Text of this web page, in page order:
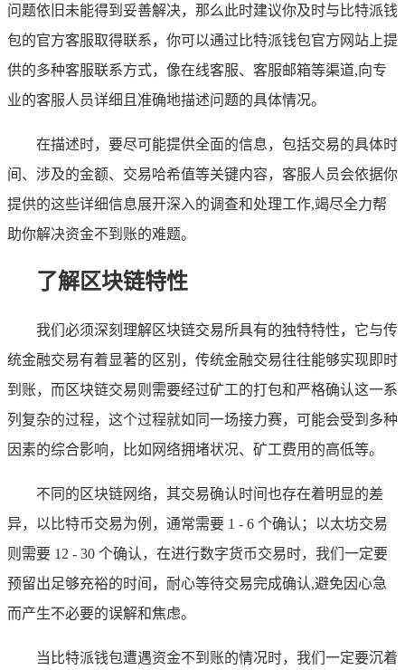
问题依旧未能得到妥善解决，那么此时建议你及时与比特派钱
包的官方客服取得联系，你可以通过比特派钱包官方网站上提
供的多种客服联系方式，像在线客服、客服邮箱等渠道,向专
业的客服人员详细且准确地描述问题的具体情况。
在描述时，要尽可能提供全面的信息，包括交易的具体时
间、涉及的金额、交易哈希值等关键内容，客服人员会依据你
提供的这些详细信息展开深入的调查和处理工作,竭尽全力帮
助你解决资金不到账的难题。
了解区块链特性
我们必须深刻理解区块链交易所具有的独特特性，它与传
统金融交易有着显著的区别，传统金融交易往往能够实现即时
到账，而区块链交易则需要经过矿工的打包和严格确认这一系
列复杂的过程，这个过程就如同一场接力赛，可能会受到多种
因素的综合影响，比如网络拥堵状况、矿工费用的高低等。
不同的区块链网络，其交易确认时间也存在着明显的差
异，以比特币交易为例，通常需要 1 - 6 个确认；以太坊交易
则需要 12 - 30 个确认，在进行数字货币交易时，我们一定要
预留出足够充裕的时间，耐心等待交易完成确认,避免因心急
而产生不必要的误解和焦虑。
当比特派钱包遭遇资金不到账的情况时，我们一定要沉着